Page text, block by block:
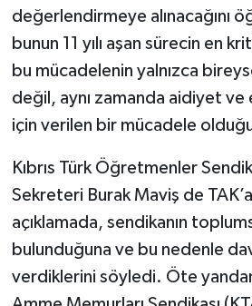
değerlendirmeye alınacağını
bunun 11 yılı aşan sürecin en
bu mücadelenin yalnızca
değil, aynı zamanda aidiyet ve
için verilen bir mücadele
Kıbrıs Türk Öğretmenler
Sekreteri Burak Maviş de TAK’a
açıklamada, sendikanın
bulunduğuna ve bu nedenle
verdiklerini söyledi. Öte